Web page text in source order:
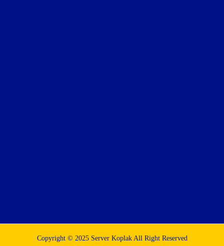
Copyright © 2025 Server Koplak All Right Reserved